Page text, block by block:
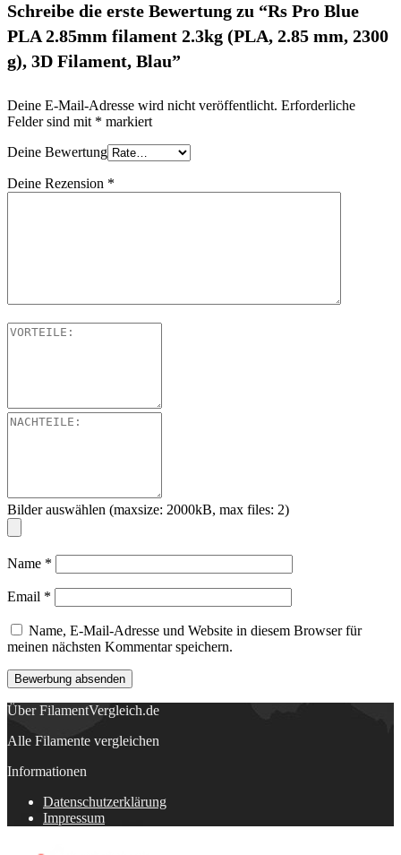
Schreibe die erste Bewertung zu “Rs Pro Blue
PLA 2.85mm filament 2.3kg (PLA, 2.85 mm, 2300
g), 3D Filament, Blau”
Deine E-Mail-Adresse wird nicht veröffentlicht. Erforderliche
Felder sind mit * markiert
Deine Bewertung
Deine Rezension *
Bilder auswählen (maxsize: 2000kB, max files: 2)
Name *
Email *
Name, E-Mail-Adresse und Website in diesem Browser für
meinen nächsten Kommentar speichern.
Über FilamentVergleich.de
Alle Filamente vergleichen
Informationen
Datenschutzerklärung
Impressum